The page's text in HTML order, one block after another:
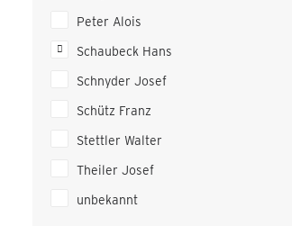
Peter Alois
Schaubeck Hans
Schnyder Josef
Schütz Franz
Stettler Walter
Theiler Josef
unbekannt